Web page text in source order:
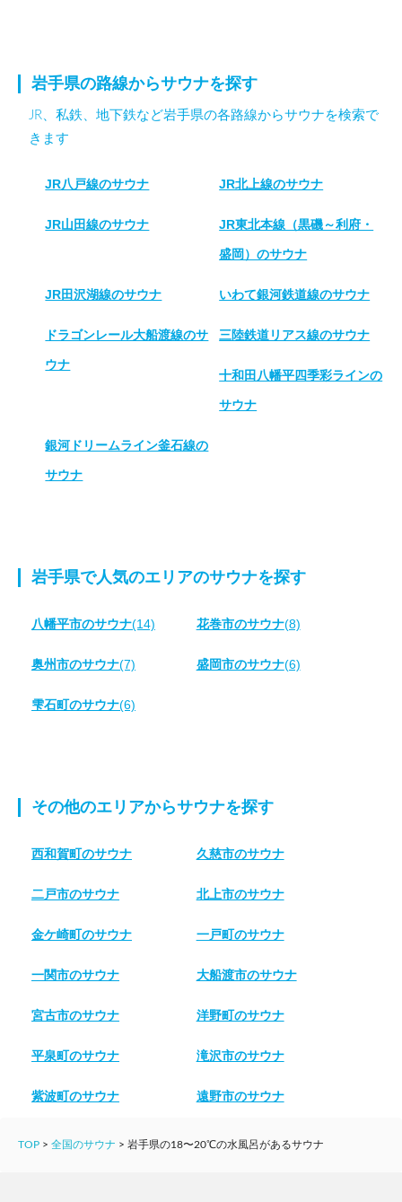
岩手県の路線からサウナを探す
JR、私鉄、地下鉄など岩手県の各路線からサウナを検索で
きます
JR八戸線のサウナ JR北上線のサウナ
JR山田線のサウナ JR東北本線（黒磯～利府・
盛岡）のサウナ
JR田沢湖線のサウナ いわて銀河鉄道線のサウナ
ドラゴンレール大船渡線のサ
ウナ
三陸鉄道リアス線のサウナ
十和田八幡平四季彩ラインの
サウナ
銀河ドリームライン釜石線の
サウナ
岩手県で人気のエリアのサウナを探す
八幡平市のサウナ(14) 花巻市のサウナ(8)
奥州市のサウナ(7) 盛岡市のサウナ(6)
雫石町のサウナ(6)
その他のエリアからサウナを探す
西和賀町のサウナ 久慈市のサウナ
二戸市のサウナ 北上市のサウナ
金ケ崎町のサウナ 一戸町のサウナ
一関市のサウナ 大船渡市のサウナ
宮古市のサウナ 洋野町のサウナ
平泉町のサウナ 滝沢市のサウナ
紫波町のサウナ 遠野市のサウナ
TOP > 全国のサウナ > 岩手県の18〜20℃の水風呂があるサウナ